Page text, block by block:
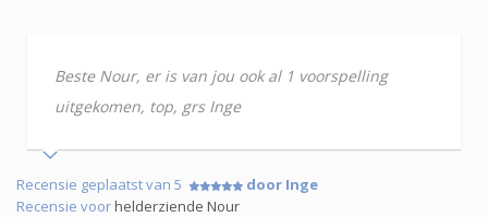
Beste Nour, er is van jou ook al 1 voorspelling
uitgekomen, top, grs Inge
Recensie geplaatst van 5
door Inge
Recensie voorhelderziende Nour